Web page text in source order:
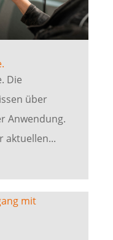
Die
über
Anwendung.
aktuellen...